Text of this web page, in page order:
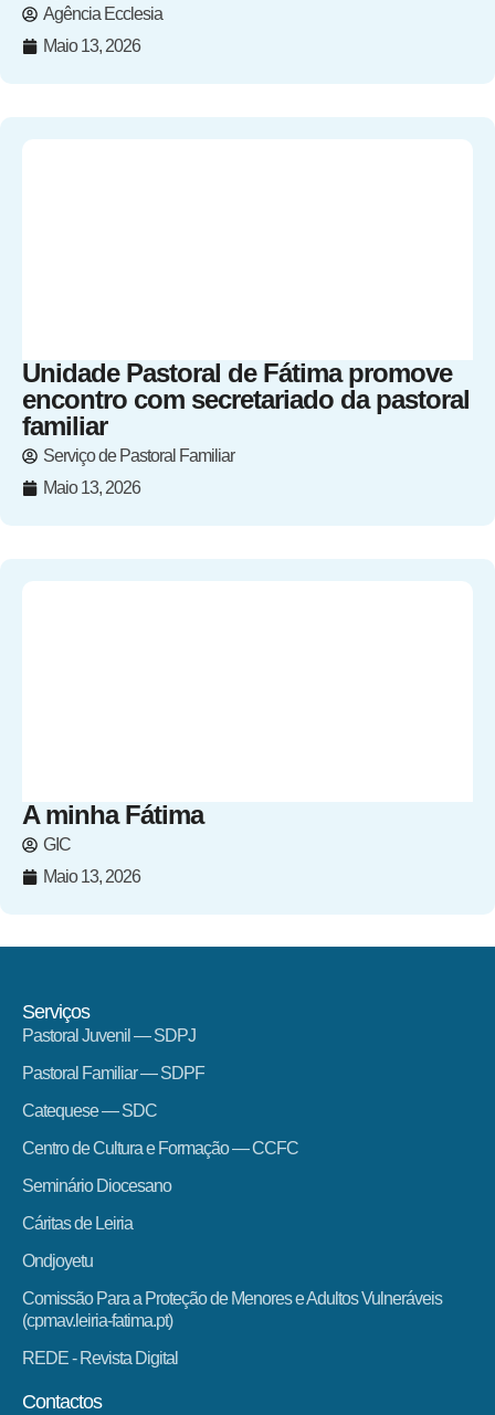
Agência Ecclesia
Maio 13, 2026
Unidade Pastoral de Fátima promove
encontro com secretariado da pastoral
familiar
Serviço de Pastoral Familiar
Maio 13, 2026
A minha Fátima
GIC
Maio 13, 2026
Serviços
Pastoral Juvenil — SDPJ
Pastoral Familiar — SDPF
Catequese — SDC
Centro de Cultura e Formação — CCFC
Seminário Diocesano
Cáritas de Leiria
Ondjoyetu
Comissão Para a Proteção de Menores e Adultos Vulneráveis
(cpmav.leiria-fatima.pt)
REDE - Revista Digital
Contactos